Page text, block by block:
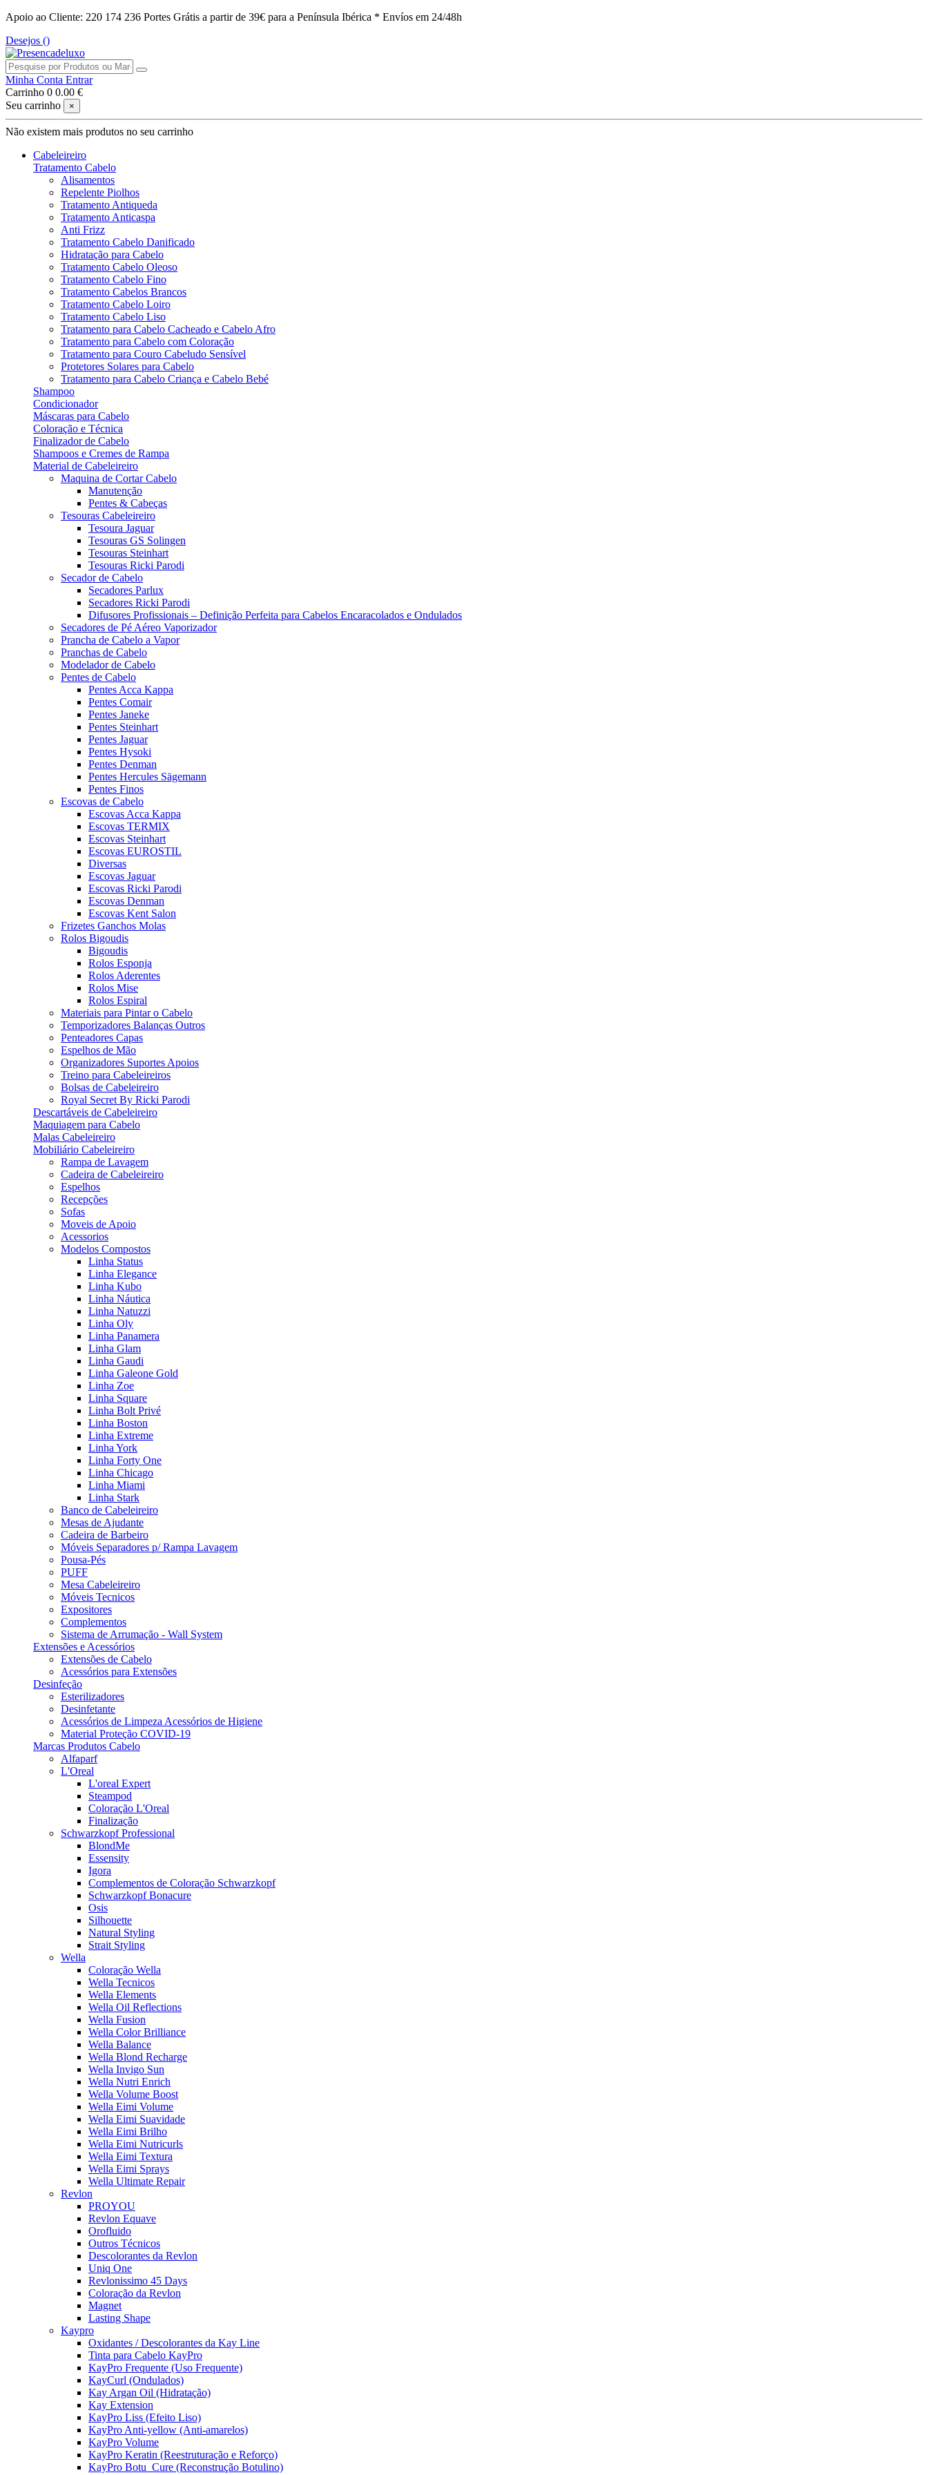
Apoio ao Cliente: 220 174 236 Portes Grátis a partir de 39€ para a Península Ibérica * Envíos em 24/48h
Desejos ()
Minha Conta Entrar
Carrinho 0 0.00 €
Seu carrinho
×
Não existem mais produtos no seu carrinho
Cabeleireiro
Tratamento Cabelo
Alisamentos
Repelente Piolhos
Tratamento Antiqueda
Tratamento Anticaspa
Anti Frizz
Tratamento Cabelo Danificado
Hidratação para Cabelo
Tratamento Cabelo Oleoso
Tratamento Cabelo Fino
Tratamento Cabelos Brancos
Tratamento Cabelo Loiro
Tratamento Cabelo Liso
Tratamento para Cabelo Cacheado e Cabelo Afro
Tratamento para Cabelo com Coloração
Tratamento para Couro Cabeludo Sensível
Protetores Solares para Cabelo
Tratamento para Cabelo Criança e Cabelo Bebé
Shampoo
Condicionador
Máscaras para Cabelo
Coloração e Técnica
Finalizador de Cabelo
Shampoos e Cremes de Rampa
Material de Cabeleireiro
Maquina de Cortar Cabelo
Manutenção
Pentes & Cabeças
Tesouras Cabeleireiro
Tesoura Jaguar
Tesouras GS Solingen
Tesouras Steinhart
Tesouras Ricki Parodi
Secador de Cabelo
Secadores Parlux
Secadores Ricki Parodi
Difusores Profissionais – Definição Perfeita para Cabelos Encaracolados e Ondulados
Secadores de Pé Aéreo Vaporizador
Prancha de Cabelo a Vapor
Pranchas de Cabelo
Modelador de Cabelo
Pentes de Cabelo
Pentes Acca Kappa
Pentes Comair
Pentes Janeke
Pentes Steinhart
Pentes Jaguar
Pentes Hysoki
Pentes Denman
Pentes Hercules Sägemann
Pentes Finos
Escovas de Cabelo
Escovas Acca Kappa
Escovas TERMIX
Escovas Steinhart
Escovas EUROSTIL
Diversas
Escovas Jaguar
Escovas Ricki Parodi
Escovas Denman
Escovas Kent Salon
Frizetes Ganchos Molas
Rolos Bigoudis
Bigoudis
Rolos Esponja
Rolos Aderentes
Rolos Mise
Rolos Espiral
Materiais para Pintar o Cabelo
Temporizadores Balanças Outros
Penteadores Capas
Espelhos de Mão
Organizadores Suportes Apoios
Treino para Cabeleireiros
Bolsas de Cabeleireiro
Royal Secret By Ricki Parodi
Descartáveis de Cabeleireiro
Maquiagem para Cabelo
Malas Cabeleireiro
Mobiliário Cabeleireiro
Rampa de Lavagem
Cadeira de Cabeleireiro
Espelhos
Recepções
Sofas
Moveis de Apoio
Acessorios
Modelos Compostos
Linha Status
Linha Elegance
Linha Kubo
Linha Náutica
Linha Natuzzi
Linha Oly
Linha Panamera
Linha Glam
Linha Gaudi
Linha Galeone Gold
Linha Zoe
Linha Square
Linha Bolt Privé
Linha Boston
Linha Extreme
Linha York
Linha Forty One
Linha Chicago
Linha Miami
Linha Stark
Banco de Cabeleireiro
Mesas de Ajudante
Cadeira de Barbeiro
Móveis Separadores p/ Rampa Lavagem
Pousa-Pés
PUFF
Mesa Cabeleireiro
Móveis Tecnicos
Expositores
Complementos
Sistema de Arrumação - Wall System
Extensões e Acessórios
Extensões de Cabelo
Acessórios para Extensões
Desinfeção
Esterilizadores
Desinfetante
Acessórios de Limpeza Acessórios de Higiene
Material Proteção COVID-19
Marcas Produtos Cabelo
Alfaparf
L'Oreal
L'oreal Expert
Steampod
Coloração L'Oreal
Finalização
Schwarzkopf Professional
BlondMe
Essensity
Igora
Complementos de Coloração Schwarzkopf
Schwarzkopf Bonacure
Osis
Silhouette
Natural Styling
Strait Styling
Wella
Coloração Wella
Wella Tecnicos
Wella Elements
Wella Oil Reflections
Wella Fusion
Wella Color Brilliance
Wella Balance
Wella Blond Recharge
Wella Invigo Sun
Wella Nutri Enrich
Wella Volume Boost
Wella Eimi Volume
Wella Eimi Suavidade
Wella Eimi Brilho
Wella Eimi Nutricurls
Wella Eimi Textura
Wella Eimi Sprays
Wella Ultimate Repair
Revlon
PROYOU
Revlon Equave
Orofluido
Outros Técnicos
Descolorantes da Revlon
Uniq One
Revlonissimo 45 Days
Coloração da Revlon
Magnet
Lasting Shape
Kaypro
Oxidantes / Descolorantes da Kay Line
Tinta para Cabelo KayPro
KayPro Frequente (Uso Frequente)
KayCurl (Ondulados)
Kay Argan Oil (Hidratação)
Kay Extension
KayPro Liss (Efeito Liso)
KayPro Anti-yellow (Anti-amarelos)
KayPro Volume
KayPro Keratin (Reestruturação e Reforço)
KayPro Botu_Cure (Reconstrução Botulino)